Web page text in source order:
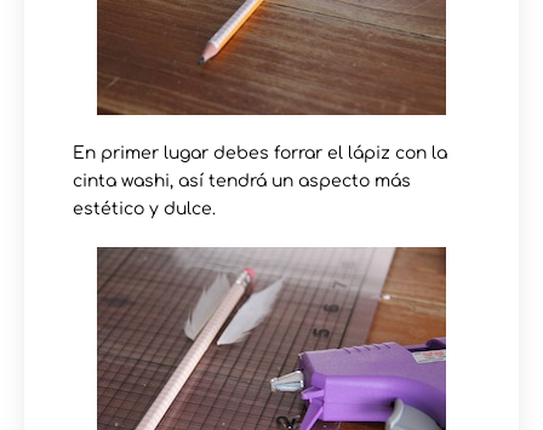
En primer lugar debes forrar el lápiz con la
cinta washi, así tendrá un aspecto más
estético y dulce.